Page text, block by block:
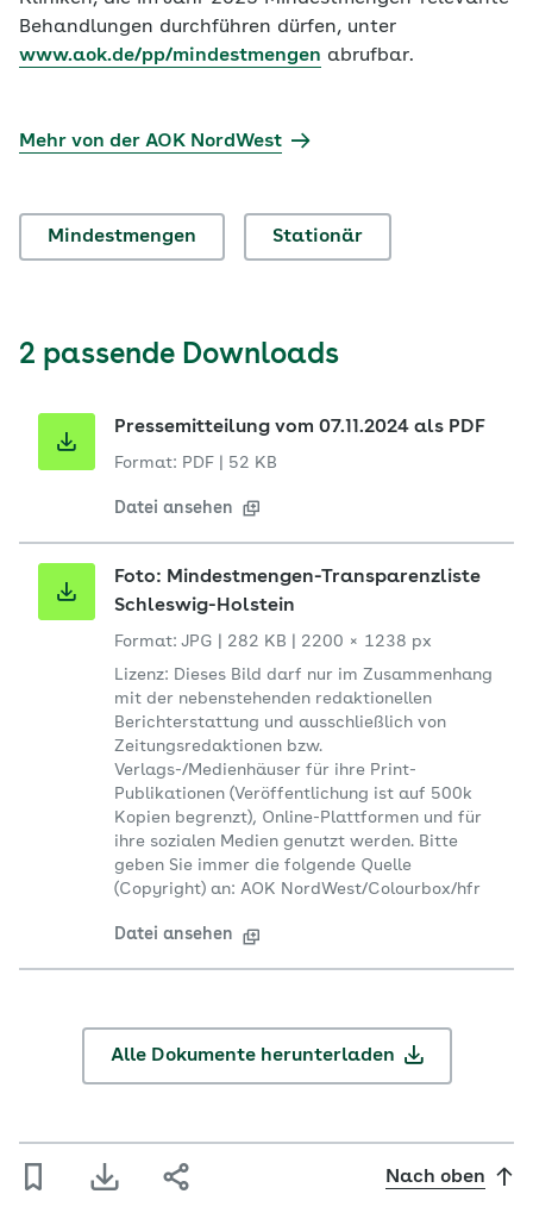
Behandlungen durchführen dürfen, unter
www.aok.de/pp/mindestmengen abrufbar.
Mehr von der AOK NordWest
Mindestmengen Stationär
2 passende Downloads
Pressemitteilung vom 07.11.2024 als PDF
Format: PDF 52 KB
Datei ansehen
Foto: Mindestmengen-Transparenzliste
Schleswig-Holstein
Format: JPG 282 KB
2200 × 1238 px
Lizenz: Dieses Bild darf nur im Zusammenhang
mit der nebenstehenden redaktionellen
Berichterstattung und ausschließlich von
Zeitungsredaktionen bzw.
Verlags-/Medienhäuser für ihre Print-
Publikationen (Veröffentlichung ist auf 500k
Kopien begrenzt), Online-Plattformen und für
ihre sozialen Medien genutzt werden. Bitte
geben Sie immer die folgende Quelle
(Copyright) an: AOK NordWest/Colourbox/hfr
Datei ansehen
Alle Dokumente herunterladen
Nach oben